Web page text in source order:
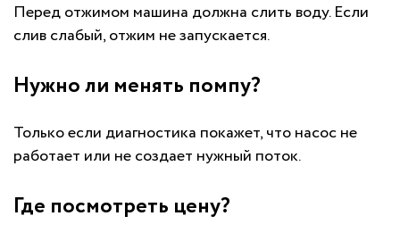
Перед отжимом машина должна слить воду. Если
слив слабый, отжим не запускается.
Нужно ли менять помпу?
Только если диагностика покажет, что насос не
работает или не создает нужный поток.
Где посмотреть цену?